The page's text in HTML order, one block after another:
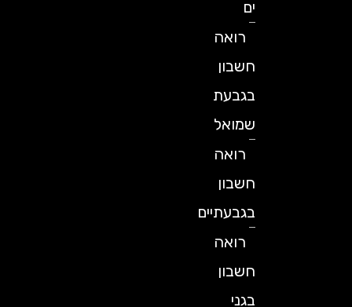
רואה
חשבון
בגבעת
שמואל
רואה
חשבון
בגבעתיים
רואה
חשבון